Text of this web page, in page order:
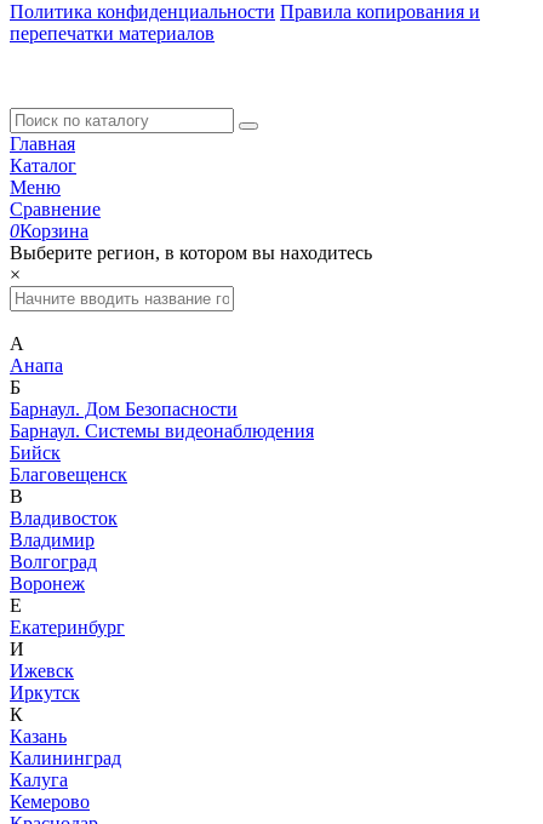
Политика конфиденциальности Правила копирования и
перепечатки материалов
Главная
Каталог
Меню
Сравнение
0Корзина
Выберите регион, в котором вы находитесь
×
А
Анапа
Б
Барнаул. Дом Безопасности
Барнаул. Системы видеонаблюдения
Бийск
Благовещенск
В
Владивосток
Владимир
Волгоград
Воронеж
Е
Екатеринбург
И
Ижевск
Иркутск
К
Казань
Калининград
Калуга
Кемерово